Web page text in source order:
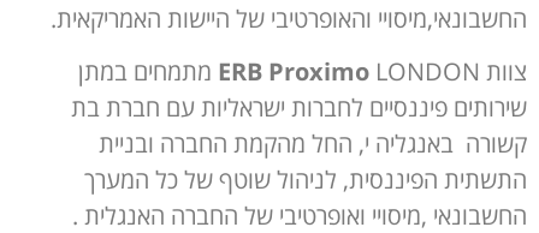
החשבונאי,מיסויי והאופרטיבי של היישות האמריקאית.
צוות
ERB Proximo LONDON מתמחים במתן
שירותים פיננסיים לחברות ישראליות עם חברת בת
קשורה באנגליה י, החל מהקמת החברה ובניית
התשתית הפיננסית, לניהול שוטף של כל המערך
החשבונאי ,מיסויי ואופרטיבי של החברה האנגלית .